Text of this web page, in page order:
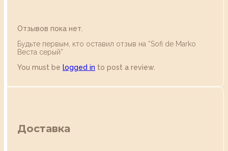
Отзывов пока нет.
Будьте первым, кто оставил отзыв на “Sofi de Marko
Веста серый”
You must be logged in to post a review.
Доставка